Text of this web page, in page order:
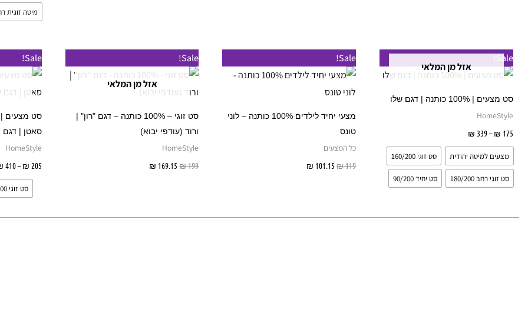
מיטה זוגית רחבה
Sale!
אזל מן המלאי
סט מצעים | 100% כותנה | דגם שלו
HomeStyle
₪ 175
–
₪ 339
טווח
מחירים:
למוצר
זה
לבחור
את
מצעים למיטה יהודית סט זוגי 160/200
סט זוגי רחב 180/200 סט יחיד 90/200
Sale!
מצעי יחיד לילדים 100% כותנה – לוני
טונס
כל המצעים
₪119
₪ 101.15
Sale!
אזל מן המלאי
סט זוגי – 100% כותנה – דגם "רון" |
ורוד (עודפי יבוא)
HomeStyle
₪199
₪ 169.15
Sale!
סאטן | דגם
HomeStyle
₪ 205
–
410
סט זוגי 160/200